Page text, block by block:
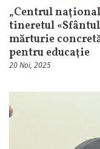
„Centrul
tineretul
mărturie
pentru educaţie
20 Noi, 2025